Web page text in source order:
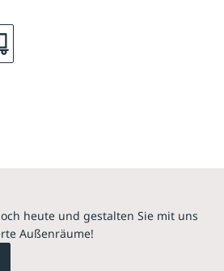
heute und gestalten Sie mit uns
Außenräume!